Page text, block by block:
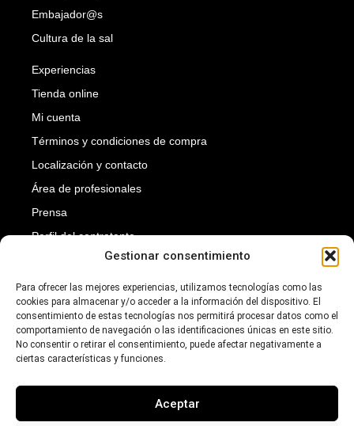
Gestionar consentimiento
Para ofrecer las mejores experiencias, utilizamos tecnologías como las
cookies para almacenar y/o acceder a la información del dispositivo. El
consentimiento de estas tecnologías nos permitirá procesar datos como el
comportamiento de navegación o las identificaciones únicas en este sitio.
No consentir o retirar el consentimiento, puede afectar negativamente a
ciertas características y funciones.
Aceptar
Embajador@s
Cultura de la sal
Experiencias
Tienda online
Mi cuenta
Términos y condiciones de compra
Localización y contacto
Área de profesionales
Prensa
Perfil del contratante
Suscríbete a nuestra newsletter para recibir nuestras
novedades.
Introduce tu dirección de e-mail para suscribirte